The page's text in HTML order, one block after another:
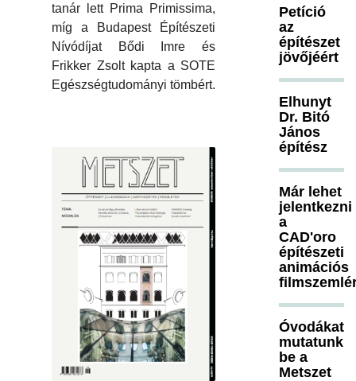
tanár lett Prima Primissima,
míg a Budapest Építészeti
Nívódíjat Bődi Imre és
Frikker Zsolt kapta a SOTE
Egészségtudományi tömbért.
Petíció
az
építészet
jövőjéért
Elhunyt
Dr. Bitó
János
építész
Már lehet
jelentkezni
a
CAD'oro
építészeti
animációs
Óvodákat
mutatunk
be a
Metszet